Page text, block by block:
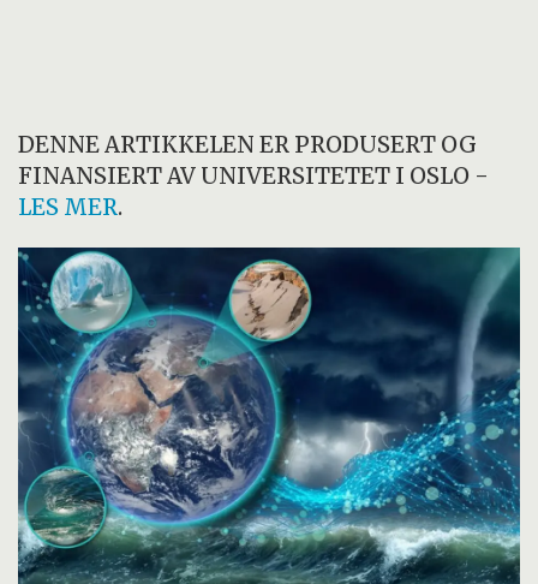
DENNE ARTIKKELEN ER PRODUSERT OG
FINANSIERT AV UNIVERSITETET I OSLO -
LES MER.